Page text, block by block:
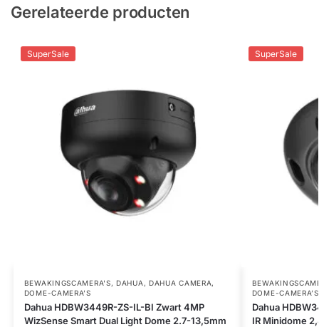
Gerelateerde producten
SuperSale
BEWAKINGSCAMERA'S,DAHUA , DAHUA CAMERA,
DOME-CAMERA’S
Dahua HDBW3449R-ZS-IL-BI Zwart 4MP
WizSense Smart Dual Light Dome 2.7-13,5mm
SuperSale
DOME-CAMERA’S
Dahua
IR Minidome